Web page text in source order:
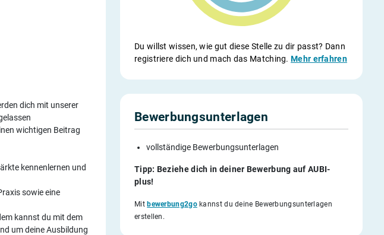
dich mit unserer
wichtigen Beitrag
kennenlernen und
sowie eine
kannst du mit dem
um deine Ausbildung
Du willst wissen, wie gut diese Stelle zu dir passt? Dann
registriere dich und mach das Matching.Mehr erfahren
Bewerbungsunterlagen
vollständige Bewerbungsunterlagen
Tipp: Beziehe dich in deiner Bewerbung auf AUBI-
plus!
Mitbewerbung2gokannst du deine Bewerbungsunterlagen
erstellen.